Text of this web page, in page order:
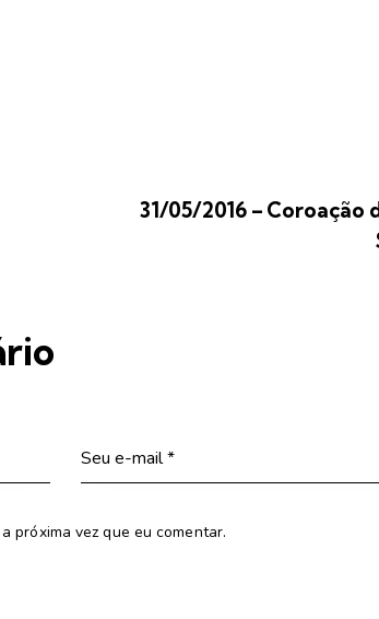
31/05/2016 – Coroação
próxima vez que eu comentar.